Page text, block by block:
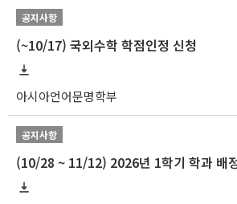
공지사항
(~10/17) 국외수학 학점인정 신청
아시아언어문명학부
공지사항